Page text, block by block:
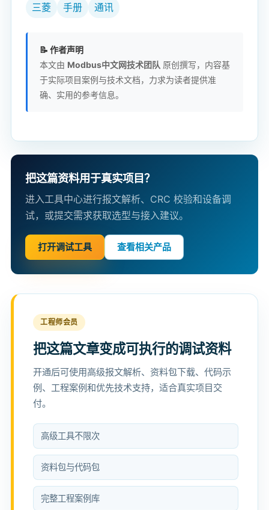
三菱 手册 通讯
📝 作者声明
本文由 Modbus中文网技术团队 原创撰写，内容基
于实际项目案例与技术文档，力求为读者提供准
确、实用的参考信息。
把这篇资料用于真实项目？
进入工具中心进行报文解析、CRC 校验和设备调
试，或提交需求获取选型与接入建议。
打开调试工具 查看相关产品
工程师会员
把这篇文章变成可执行的调试资料
开通后可使用高级报文解析、资料包下载、代码示
例、工程案例和优先技术支持，适合真实项目交
付。
高级工具不限次
资料包与代码包
完整工程案例库